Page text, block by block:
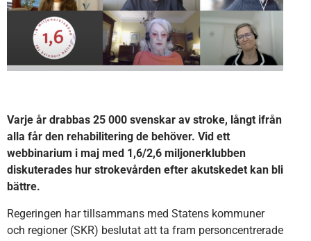
Varje år drabbas 25 000 svenskar av stroke, långt ifrån
alla får den rehabilitering de behöver. Vid ett
webbinarium i maj med 1,6/2,6 miljonerklubben
diskuterades hur strokevården efter akutskedet kan bli
bättre.
Regeringen har tillsammans med Statens kommuner
och regioner (SKR) beslutat att ta fram personcentrerade